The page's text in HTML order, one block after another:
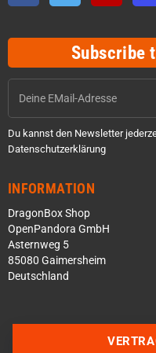
Subscribe
Du kannst den Newsletter
Datenschutzerklärung
INFORMATION
DragonBox Shop
OpenPandora GmbH
Asternweg 5
85080 Gaimersheim
Deutschland